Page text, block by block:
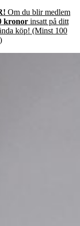
Om du blir medlem
kronorinsatt på ditt
köp! (Minst 100